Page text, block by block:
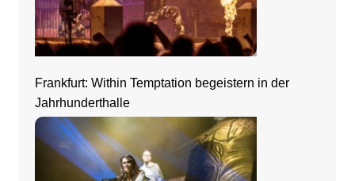
Frankfurt: Within Temptation begeistern in der
Jahrhunderthalle